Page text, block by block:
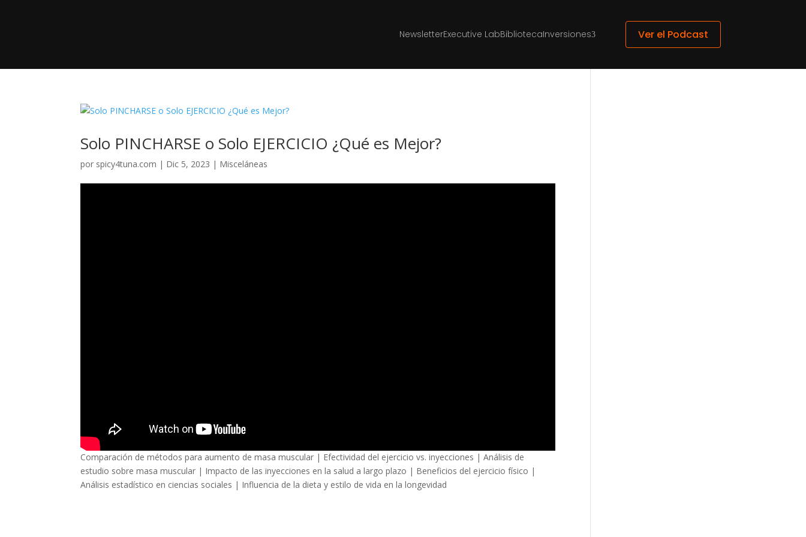
NewsletterExecutive LabBibliotecaInversiones3 Ver el Podcast
Solo PINCHARSE o Solo EJERCICIO ¿Qué es Mejor?
por spicy4tuna.com | Dic 5, 2023 | Misceláneas
Comparación de métodos para aumento de masa muscular | Efectividad del ejercicio vs. inyecciones | Análisis de
estudio sobre masa muscular | Impacto de las inyecciones en la salud a largo plazo | Beneficios del ejercicio físico |
Análisis estadístico en ciencias sociales | Influencia de la dieta y estilo de vida en la longevidad